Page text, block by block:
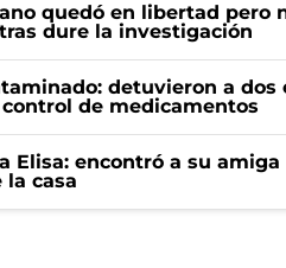
quedó en libertad pero
dure la investigación
detuvieron a dos
de medicamentos
Elisa: encontró a su
la casa